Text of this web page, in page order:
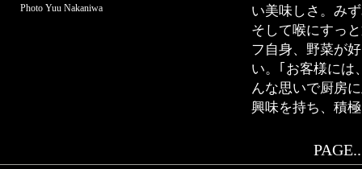
Photo Yuu Nakaniwa
い美味しさ。み
そして喉にすっ
フ自身、野菜が
い。｢お客様には
んな思いで厨房
興味を持ち、積